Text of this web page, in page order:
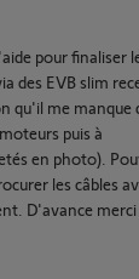
pour finaliser
des EVB slim
qu'il me manque
puis à
en photo).
les câbles
D'avance